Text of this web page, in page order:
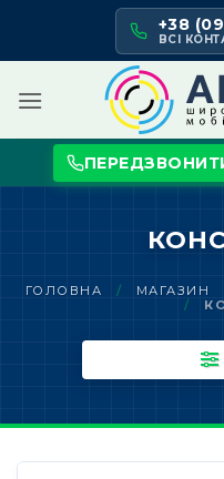
content
+38
ВСІ
ГОЛОВНА / МАГАЗИН
/